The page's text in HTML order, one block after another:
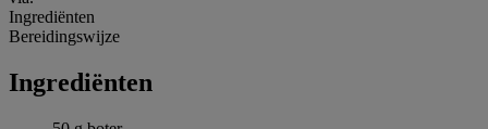
Ingrediёnten
Bereidingswijze
Ingrediёnten